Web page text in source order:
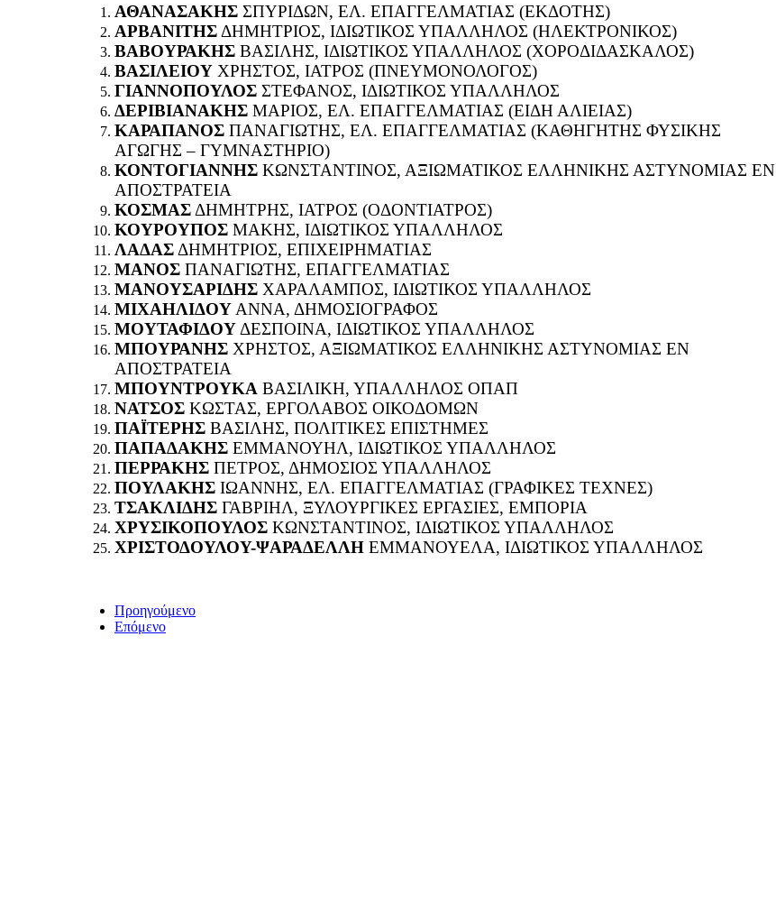
ΑΘΑΝΑΣΑΚΗΣ ΣΠΥΡΙΔΩΝ, ΕΛ. ΕΠΑΓΓΕΛΜΑΤΙΑΣ (ΕΚΔΟΤΗΣ)
ΑΡΒΑΝΙΤΗΣ ΔΗΜΗΤΡΙΟΣ, ΙΔΙΩΤΙΚΟΣ ΥΠΑΛΛΗΛΟΣ (ΗΛΕΚΤΡΟΝΙΚΟΣ)
ΒΑΒΟΥΡΑΚΗΣ ΒΑΣΙΛΗΣ, ΙΔΙΩΤΙΚΟΣ ΥΠΑΛΛΗΛΟΣ (ΧΟΡΟΔΙΔΑΣΚΑΛΟΣ)
ΒΑΣΙΛΕΙΟΥ ΧΡΗΣΤΟΣ, ΙΑΤΡΟΣ (ΠΝΕΥΜΟΝΟΛΟΓΟΣ)
ΓΙΑΝΝΟΠΟΥΛΟΣ ΣΤΕΦΑΝΟΣ, ΙΔΙΩΤΙΚΟΣ ΥΠΑΛΛΗΛΟΣ
ΔΕΡΙΒΙΑΝΑΚΗΣ ΜΑΡΙΟΣ, ΕΛ. ΕΠΑΓΓΕΛΜΑΤΙΑΣ (ΕΙΔΗ ΑΛΙΕΙΑΣ)
ΚΑΡΑΠΑΝΟΣ ΠΑΝΑΓΙΩΤΗΣ, ΕΛ. ΕΠΑΓΓΕΛΜΑΤΙΑΣ (ΚΑΘΗΓΗΤΗΣ ΦΥΣΙΚΗΣ
ΑΓΩΓΗΣ – ΓΥΜΝΑΣΤΗΡΙΟ)
ΚΟΝΤΟΓΙΑΝΝΗΣ ΚΩΝΣΤΑΝΤΙΝΟΣ, ΑΞΙΩΜΑΤΙΚΟΣ ΕΛΛΗΝΙΚΗΣ ΑΣΤΥΝΟΜΙΑΣ ΕΝ
ΑΠΟΣΤΡΑΤΕIΑ
ΚΟΣΜΑΣ ΔΗΜΗΤΡΗΣ, ΙΑΤΡΟΣ (ΟΔΟΝΤΙΑΤΡΟΣ)
ΚΟΥΡΟΥΠΟΣ ΜΑΚΗΣ, ΙΔΙΩΤΙΚΟΣ ΥΠΑΛΛΗΛΟΣ
ΛΑΔΑΣ ΔΗΜΗΤΡΙΟΣ, ΕΠΙΧΕΙΡΗΜΑΤΙΑΣ
ΜΑΝΟΣ ΠΑΝΑΓΙΩΤΗΣ, ΕΠΑΓΓΕΛΜΑΤΙΑΣ
ΜΑΝΟΥΣΑΡΙΔΗΣ ΧΑΡΑΛΑΜΠΟΣ, ΙΔΙΩΤΙΚΟΣ ΥΠΑΛΛΗΛΟΣ
ΜΙΧΑΗΛΙΔΟΥ ΑΝΝΑ, ΔΗΜΟΣΙΟΓΡΑΦΟΣ
ΜΟΥΤΑΦΙΔΟΥ ΔΕΣΠΟΙΝΑ, ΙΔΙΩΤΙΚΟΣ ΥΠΑΛΛΗΛΟΣ
ΜΠΟΥΡΑΝΗΣ ΧΡΗΣΤΟΣ, ΑΞΙΩΜΑΤΙΚΟΣ ΕΛΛΗΝΙΚΗΣ ΑΣΤΥΝΟΜΙΑΣ ΕΝ
ΑΠΟΣΤΡΑΤΕΙΑ
ΜΠΟΥΝΤΡΟΥΚΑ ΒΑΣΙΛΙΚΗ, ΥΠΑΛΛΗΛΟΣ ΟΠΑΠ
ΝΑΤΣΟΣ ΚΩΣΤΑΣ, ΕΡΓΟΛΑΒΟΣ ΟΙΚΟΔΟΜΩΝ
ΠΑΪΤΕΡΗΣ ΒΑΣΙΛΗΣ, ΠΟΛΙΤΙΚΕΣ ΕΠΙΣΤΗΜΕΣ
ΠΑΠΑΔΑΚΗΣ ΕΜΜΑΝΟΥΗΛ, ΙΔΙΩΤΙΚΟΣ ΥΠΑΛΛΗΛΟΣ
ΠΕΡΡΑΚΗΣ ΠΕΤΡΟΣ, ΔΗΜΟΣΙΟΣ ΥΠΑΛΛΗΛΟΣ
ΠΟΥΛΑΚΗΣ ΙΩΑΝΝΗΣ, ΕΛ. ΕΠΑΓΓΕΛΜΑΤΙΑΣ (ΓΡΑΦΙΚΕΣ ΤΕΧΝΕΣ)
ΤΣΑΚΛΙΔΗΣ ΓΑΒΡΙΗΛ, ΞΥΛΟΥΡΓΙΚΕΣ ΕΡΓΑΣΙΕΣ, ΕΜΠΟΡΙΑ
ΧΡΥΣΙΚΟΠΟΥΛΟΣ ΚΩΝΣΤΑΝΤΙΝΟΣ, ΙΔΙΩΤΙΚΟΣ ΥΠΑΛΛΗΛΟΣ
ΧΡΙΣΤΟΔΟΥΛΟΥ-ΨΑΡΑΔΕΛΛΗ ΕΜΜΑΝΟΥΕΛΑ, ΙΔΙΩΤΙΚΟΣ ΥΠΑΛΛΗΛΟΣ
Προηγούμενο
Επόμενο